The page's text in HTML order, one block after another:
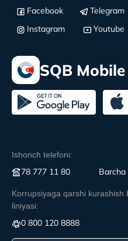
Facebook
Telegram
Instagram
Youtube
SQB Mobile
Ishonch telefoni:
78 777 11 80 Вarcha
Korrupsiyaga qarshi kurashish
liniyasi:
0 800 120 8888